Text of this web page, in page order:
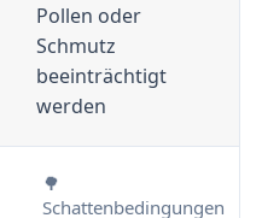
Pollen oder
Schmutz
beeinträchtigt
werden
🌳
Schattenbedingungen